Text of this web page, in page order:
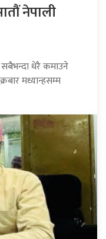
नेपाली
सबैभन्दा धेरै कमाउने
मध्यान्हसम्म